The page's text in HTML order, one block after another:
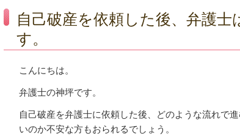
自己破産を依頼した後、弁護士
す。
こんにちは。
弁護士の神坪です。
自己破産を弁護士に依頼した後、どのような流れで
いのか不安な方もおられるでしょう。